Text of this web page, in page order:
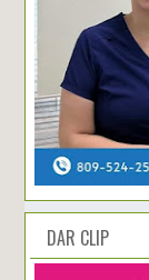
DAR CLIP